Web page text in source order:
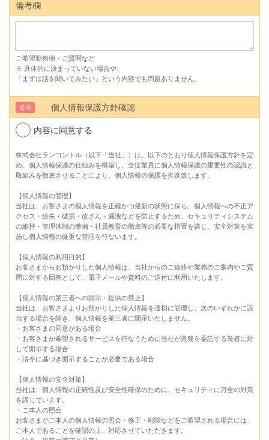
備考欄
ご希望勤務地・ご質問など
※ 具体的に決まっていない場合や、
「まずは話を聞いてみたい」という内容でも問題ありません。
個人情報保護方針確認
必須
内容に同意する
株式会社ランコントル（以下「当社」）は、以下のとおり個人情報保護方針を定
め、個人情報保護の仕組みを構築し、全従業員に個人情報保護の重要性の認識と
取組みを徹底させることにより、個人情報の保護を推進致します。
【個人情報の管理】
当社は、お客さまの個人情報を正確かつ最新の状態に保ち、個人情報への不正ア
クセス・紛失・破損・改ざん・漏洩などを防止するため、セキュリティシステム
の維持・管理体制の整備・社員教育の徹底等の必要な措置を講じ、安全対策を実
施し個人情報の厳重な管理を行ないます。
【個人情報の利用目的】
お客さまからお預かりした個人情報は、当社からのご連絡や業務のご案内やご質
問に対する回答として、電子メールや資料のご送付に利用いたします。
【個人情報の第三者への開示・提供の禁止】
当社は、お客さまよりお預かりした個人情報を適切に管理し、次のいずれかに該
当する場合を除き、個人情報を第三者に開示いたしません。
・お客さまの同意がある場合
・お客さまが希望されるサービスを行なうために当社が業務を委託する業者に対
して開示する場合
・法令に基づき開示することが必要である場合
【個人情報の安全対策】
当社は、個人情報の正確性及び安全性確保のために、セキュリティに万全の対策
を講じています。
・ご本人の照会
お客さまがご本人の個人情報の照会・修正・削除などをご希望される場合には、
ご本人であることを確認の上、対応させていただきます。